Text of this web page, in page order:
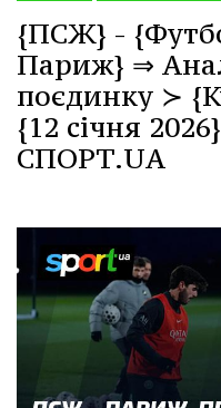
{ПСЖ} -
Париж} ⇒
поєдинку ≻
{12 січня
СПОРТ.UA